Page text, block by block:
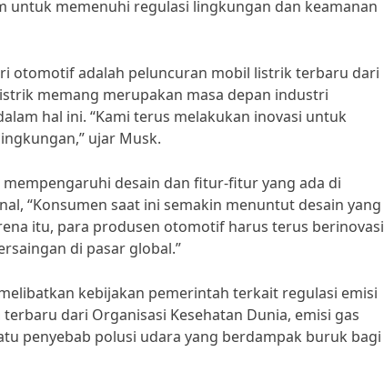
memenuhi regulasi lingkungan dan keamanan
otomotif adalah peluncuran mobil listrik terbaru dari
memang merupakan masa depan industri
hal ini. “Kami terus melakukan inovasi untuk
ujar Musk.
desain dan fitur-fitur yang ada di
“Konsumen saat ini semakin menuntut desain yang
itu, para produsen otomotif harus terus berinovasi
di pasar global.”
kebijakan pemerintah terkait regulasi emisi
dari Organisasi Kesehatan Dunia, emisi gas
penyebab polusi udara yang berdampak buruk bagi